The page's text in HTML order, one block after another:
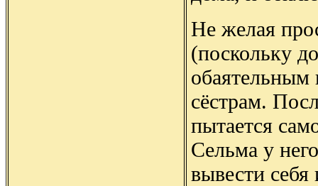
Не желая
(поскольку
сёстрам.
пытается
Сельма у
вывести